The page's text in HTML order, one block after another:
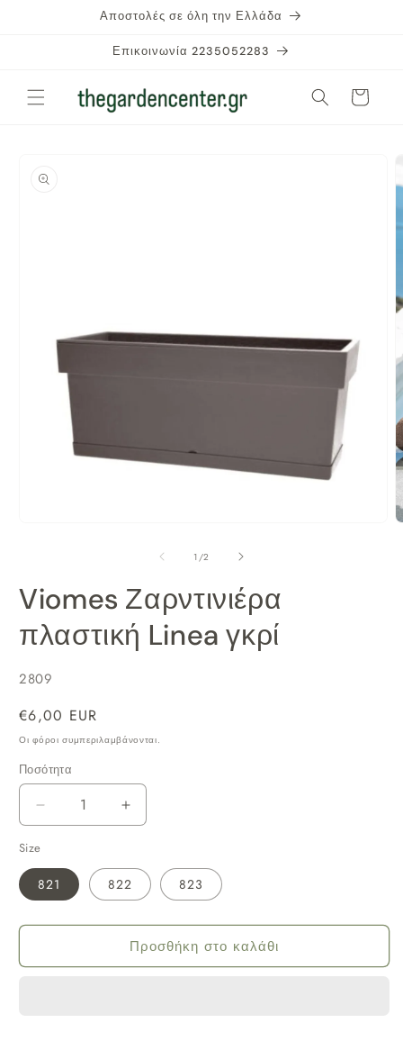
Αποστολές σε όλη την Ελλάδα
Επικοινωνία 2235052283
Καλάθι
πληροφορίες
βοηθητικό
παράθυρο
1 /από
2
Viomes Ζαρντινιέρα
πλαστική Linea γκρί
SKU:
2809
Κανονική
τιμή
€6,00 EUR
Οι φόροι συμπεριλαμβάνονται.
Ποσότητα
Μείωση
Viomes
Ζαρντινιέρα
πλαστική
Αύξηση
Viomes
Ζαρντινιέρα
πλαστική
Linea
Size
821 822 823
Προσθήκη στο καλάθι